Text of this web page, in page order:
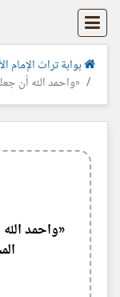
بوابة تراث الإمام
«واحمد الله أن
«واحمد